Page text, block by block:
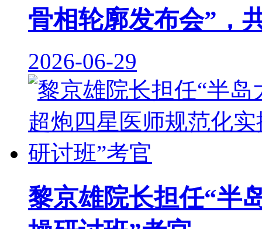
骨相轮廓发布会”，
2026-06-29
黎京雄院长担任“半